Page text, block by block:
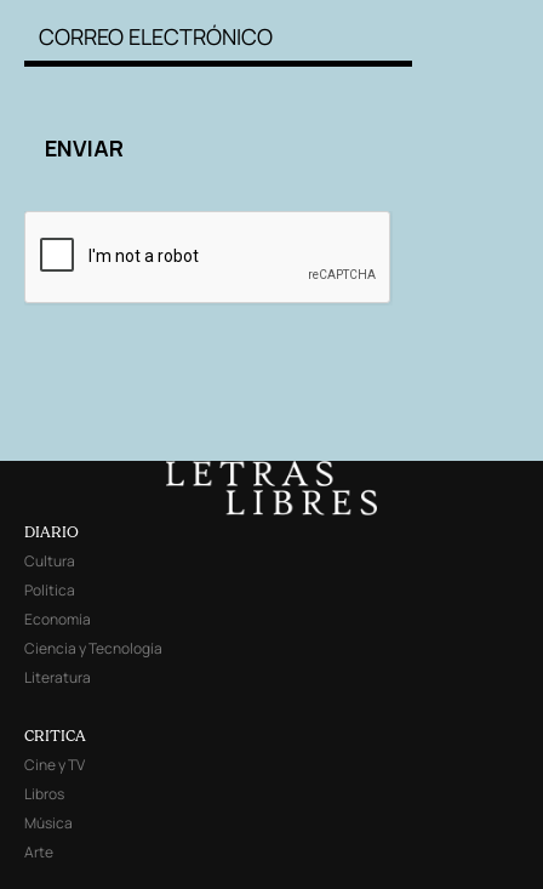
DIARIO
Cultura
Política
Economía
Ciencia y Tecnología
Literatura
CRITICA
Cine y TV
Libros
Música
Arte